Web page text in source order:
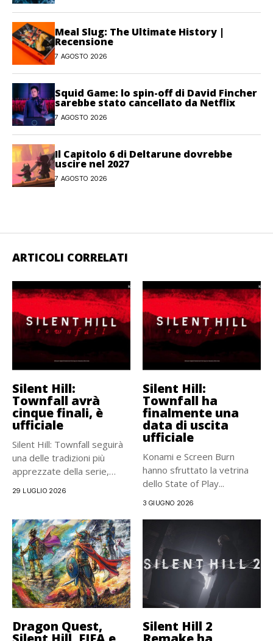
Meal Slug: The Ultimate History |
Recensione
7 AGOSTO 2026
Squid Game: lo spin-off di David Fincher
sarebbe stato cancellato da Netflix
7 AGOSTO 2026
Il Capitolo 6 di Deltarune dovrebbe
uscire nel 2027
7 AGOSTO 2026
ARTICOLI CORRELATI
Silent Hill:
Townfall avrà
cinque finali, è
ufficiale
Silent Hill: Townfall seguirà
una delle tradizioni più
apprezzate della serie,
29 LUGLIO 2026
Silent Hill:
Townfall ha
finalmente una
data di uscita
ufficiale
Konami e Screen Burn
hanno sfruttato la vetrina
dello State of Play...
3 GIUGNO 2026
Dragon Quest, Silent Hill 2